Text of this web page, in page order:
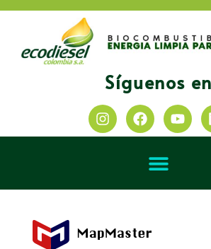
Síguenos en